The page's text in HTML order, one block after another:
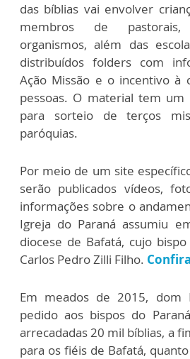
das bíblias vai envolver
membros de
organismos, além das
distribuídos folders com
Ação Missão e o incentivo à
pessoas. O material tem
para sorteio de terços
paróquias.
Por meio de um site
serão publicados vídeos,
informações sobre o
Igreja do Paraná assumiu
diocese de Bafatá, cujo
Carlos Pedro Zilli Filho.
Em meados de 2015, dom
pedido aos bispos do
arrecadadas 20 mil bíblias, a
para os fiéis de Bafatá,